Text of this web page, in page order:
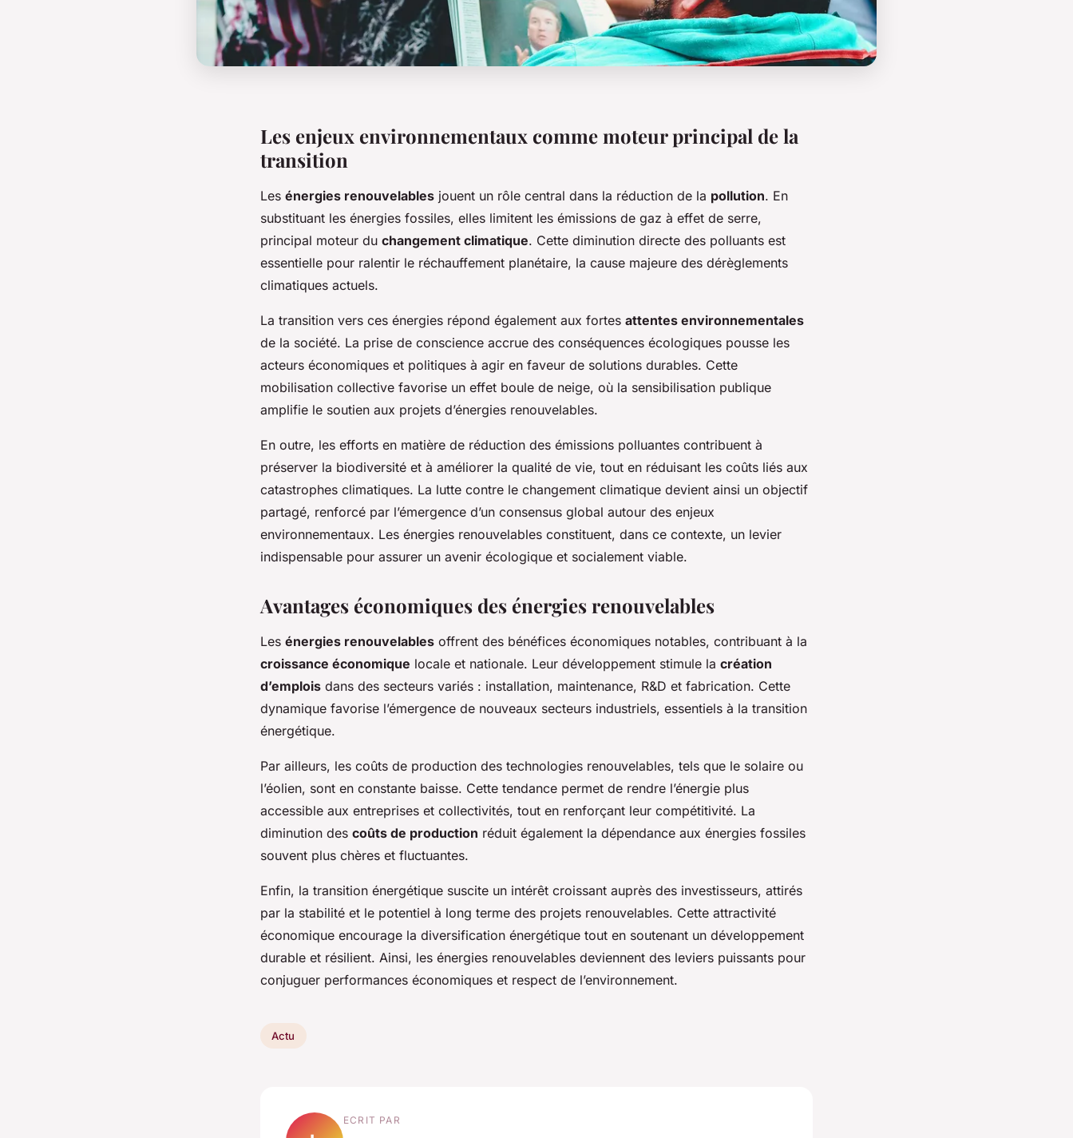
Les enjeux environnementaux comme moteur principal de la
transition
Les énergies renouvelables jouent un rôle central dans la réduction de la pollution. En
substituant les énergies fossiles, elles limitent les émissions de gaz à effet de serre,
principal moteur du changement climatique. Cette diminution directe des polluants est
essentielle pour ralentir le réchauffement planétaire, la cause majeure des dérèglements
climatiques actuels.
La transition vers ces énergies répond également aux fortes attentes environnementales
de la société. La prise de conscience accrue des conséquences écologiques pousse les
acteurs économiques et politiques à agir en faveur de solutions durables. Cette
mobilisation collective favorise un effet boule de neige, où la sensibilisation publique
amplifie le soutien aux projets d’énergies renouvelables.
En outre, les efforts en matière de réduction des émissions polluantes contribuent à
préserver la biodiversité et à améliorer la qualité de vie, tout en réduisant les coûts liés aux
catastrophes climatiques. La lutte contre le changement climatique devient ainsi un objectif
partagé, renforcé par l’émergence d’un consensus global autour des enjeux
environnementaux. Les énergies renouvelables constituent, dans ce contexte, un levier
indispensable pour assurer un avenir écologique et socialement viable.
Avantages économiques des énergies renouvelables
Les énergies renouvelables offrent des bénéfices économiques notables, contribuant à la
croissance économique locale et nationale. Leur développement stimule la création
d’emplois dans des secteurs variés : installation, maintenance, R&D et fabrication. Cette
dynamique favorise l’émergence de nouveaux secteurs industriels, essentiels à la transition
énergétique.
Par ailleurs, les coûts de production des technologies renouvelables, tels que le solaire ou
l’éolien, sont en constante baisse. Cette tendance permet de rendre l’énergie plus
accessible aux entreprises et collectivités, tout en renforçant leur compétitivité. La
diminution des coûts de production réduit également la dépendance aux énergies fossiles
souvent plus chères et fluctuantes.
Enfin, la transition énergétique suscite un intérêt croissant auprès des investisseurs, attirés
par la stabilité et le potentiel à long terme des projets renouvelables. Cette attractivité
économique encourage la diversification énergétique tout en soutenant un développement
durable et résilient. Ainsi, les énergies renouvelables deviennent des leviers puissants pour
conjuguer performances économiques et respect de l’environnement.
Actu
ECRIT PAR